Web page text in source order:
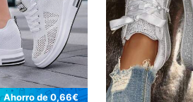
Ahorro de 0,66€